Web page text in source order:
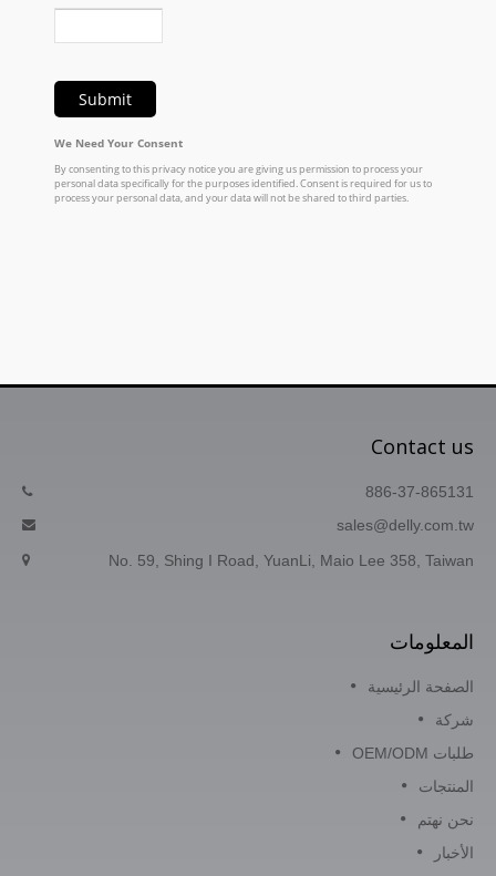
Contact us
886-37-865131
sales@delly.com.tw
No. 59, Shing I Road, YuanLi, Maio Lee 358, Taiwan
المعلومات
الصفحة الرئيسية
شركة
طلبات OEM/ODM
المنتجات
نحن نهتم
الأخبار